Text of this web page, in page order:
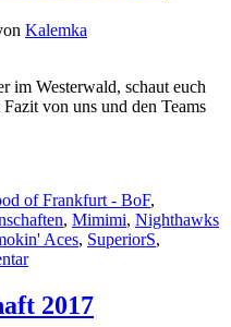
Kalemka
im Westerwald, schaut euch
von uns und den Teams
of Frankfurt - BoF,
, Mimimi, Nighthawks
Aces, SuperiorS,
2017